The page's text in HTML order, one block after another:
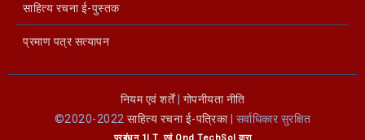
साहित्य रचना ई-पुस्तक
प्रमाण पत्र सत्यापन
नियम एवं शर्तें| गोपनीयता नीति
©2020-2022 साहित्य रचना ई-पत्रिका| सर्वाधिकार सुरक्षित